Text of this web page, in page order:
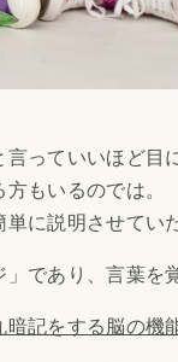
っていいほど目
もいるのでは。
に説明させてい
であり、言葉を
記をする脳の機